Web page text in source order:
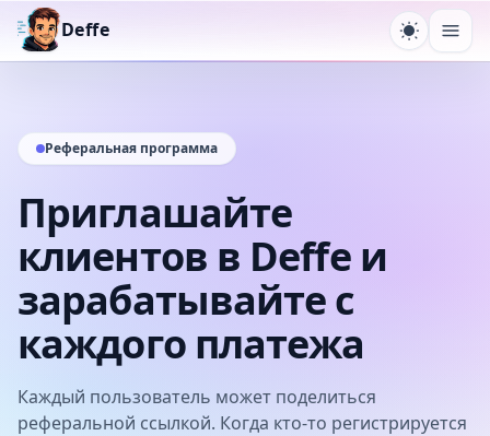
Deffe
Реферальная программа
Приглашайте
клиентов в Deffe и
зарабатывайте с
каждого платежа
Каждый пользователь может поделиться
реферальной ссылкой. Когда кто-то регистрируется